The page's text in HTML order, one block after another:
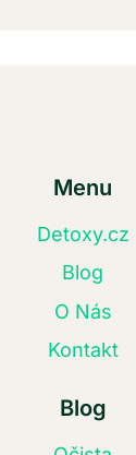
Menu
Detoxy.cz
Blog
O Nás
Kontakt
Blog